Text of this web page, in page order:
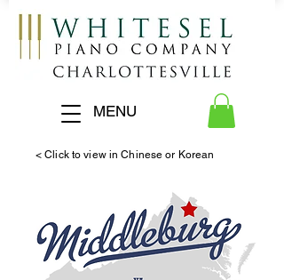
< Click to view in Chinese or Korean
MENU